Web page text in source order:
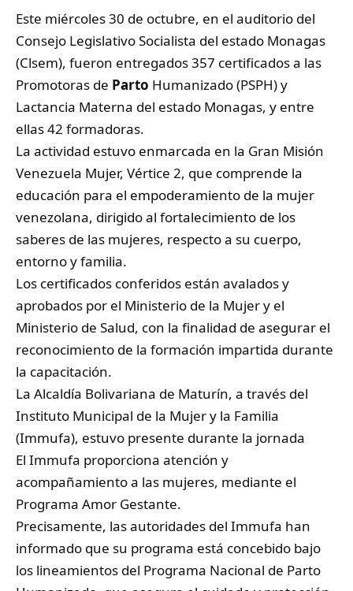
Este miércoles 30 de octubre, en el auditorio del
Consejo Legislativo Socialista del estado Monagas
(Clsem), fueron entregados 357 certificados a las
Promotoras de Parto Humanizado (PSPH) y
Lactancia Materna del estado Monagas, y entre
ellas 42 formadoras.
La actividad estuvo enmarcada en la Gran Misión
Venezuela Mujer, Vértice 2, que comprende la
educación para el empoderamiento de la mujer
venezolana, dirigido al fortalecimiento de los
saberes de las mujeres, respecto a su cuerpo,
entorno y familia.
Los certificados conferidos están avalados y
aprobados por el Ministerio de la Mujer y el
Ministerio de Salud, con la finalidad de asegurar el
reconocimiento de la formación impartida durante
la capacitación.
La Alcaldía Bolivariana de Maturín, a través del
Instituto Municipal de la Mujer y la Familia
(Immufa), estuvo presente durante la jornada
El Immufa proporciona atención y
acompañamiento a las mujeres, mediante el
Programa Amor Gestante.
Precisamente, las autoridades del Immufa han
informado que su programa está concebido bajo
los lineamientos del Programa Nacional de Parto